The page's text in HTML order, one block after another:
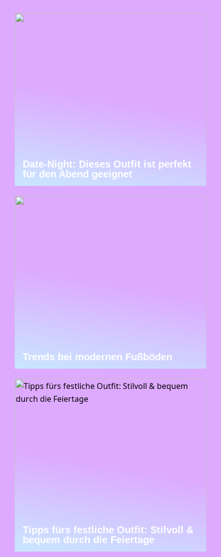
Date-Night: Dieses Outfit ist perfekt
für den Abend geeignet
Trends bei modernen Fußböden
Tipps fürs festliche Outfit: Stilvoll &
bequem durch die Feiertage